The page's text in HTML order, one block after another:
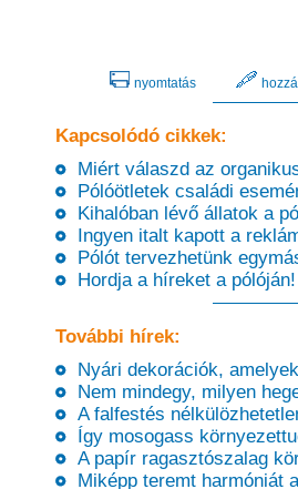
nyomtatás
Kapcsolódó cikkek:
Miért válaszd az
Pólóötletek családi
Kihalóban lévő állatok a
Ingyen italt kapott a
Pólót tervezhetünk
Hordja a híreket a pólóján!
További hírek:
Nyári dekorációk,
Nem mindegy, milyen
A falfestés
Így mosogass
A papír ragasztószalag
Miképp teremt harmóniát